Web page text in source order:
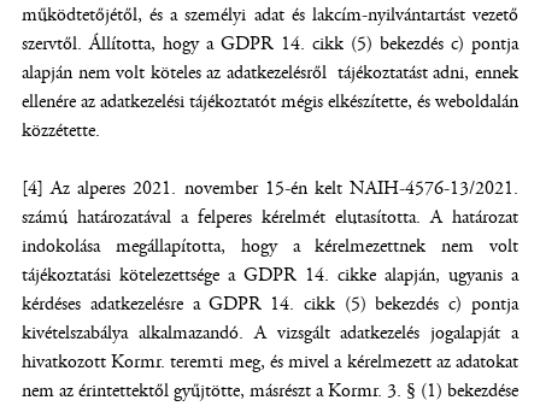
működtetőjétől, és a személyi adat és lakcím-nyilvántartást vezető
szervtől. Állította, hogy a GDPR 14. cikk (5) bekezdés c) pontja
alapján nem volt köteles az adatkezelésről tájékoztatást adni, ennek
ellenére az adatkezelési tájékoztatót mégis elkészítette, és weboldalán
közzétette.
[4] Az alperes 2021. november 15-én kelt NAIH-4576-13/2021.
számú határozatával a felperes kérelmét elutasította. A határozat
indokolása megállapította, hogy a kérelmezettnek nem volt
tájékoztatási kötelezettsége a GDPR 14. cikke alapján, ugyanis a
kérdéses adatkezelésre a GDPR 14. cikk (5) bekezdés c) pontja
kivételszabálya alkalmazandó. A vizsgált adatkezelés jogalapját a
hivatkozott Kormr. teremti meg, és mivel a kérelmezett az adatokat
nem az érintettektől gyűjtötte, másrészt a Kormr. 3. § (1) bekezdése